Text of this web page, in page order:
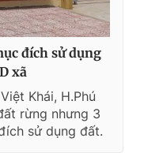
đích sử dụng
xã
Khái, H.Phú
rừng nhưng 3
sử dụng đất.